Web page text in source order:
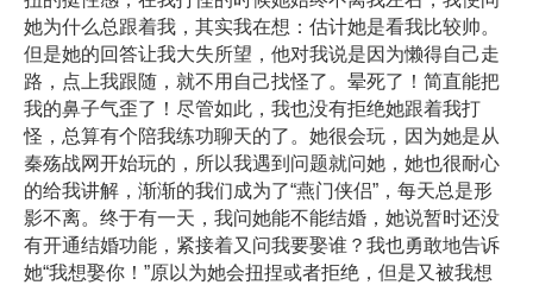
她为什么总跟着我，其实我在想：估计她是看我比较帅。
但是她的回答让我大失所望，他对我说是因为懒得自己走
路，点上我跟随，就不用自己找怪了。晕死了！简直能把
我的鼻子气歪了！尽管如此，我也没有拒绝她跟着我打
怪，总算有个陪我练功聊天的了。她很会玩，因为她是从
秦殇战网开始玩的，所以我遇到问题就问她，她也很耐心
的给我讲解，渐渐的我们成为了“燕门侠侣”，每天总是形
影不离。终于有一天，我问她能不能结婚，她说暂时还没
有开通结婚功能，紧接着又问我要娶谁？我也勇敢地告诉
她“我想娶你！”原以为她会扭捏或者拒绝，但是又被我想